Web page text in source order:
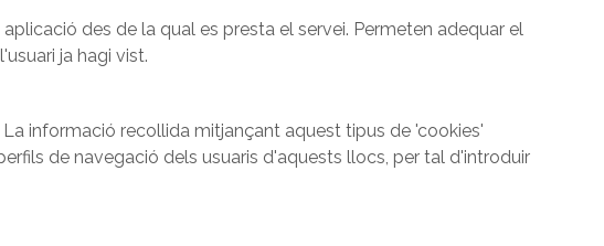
des de la qual es presta el servei. Permeten adequar el
ja hagi vist.
informació recollida mitjançant aquest tipus de 'cookies'
de navegació dels usuaris d'aquests llocs, per tal d'introduir